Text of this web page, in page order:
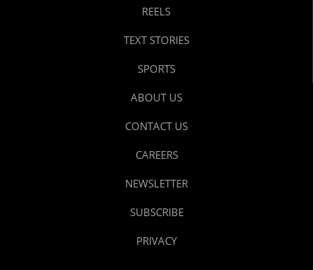
REELS
TEXT STORIES
SPORTS
ABOUT US
CONTACT US
CAREERS
NEWSLETTER
SUBSCRIBE
PRIVACY